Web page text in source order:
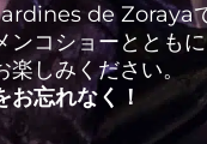
de Zoraya
ンコショーととも
しみください。
お忘れなく！